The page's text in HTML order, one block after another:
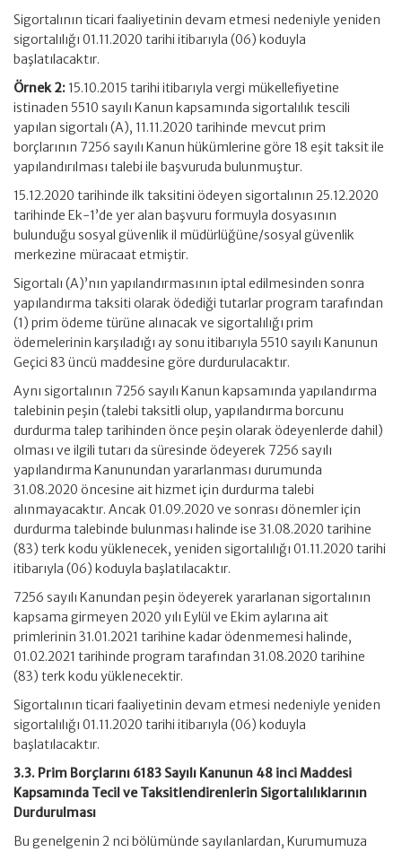
Sigortalının ticari faaliyetinin devam etmesi nedeniyle yeniden
sigortalılığı 01.11.2020 tarihi itibarıyla (06) koduyla
başlatılacaktır.
Örnek 2: 15.10.2015 tarihi itibarıyla vergi mükellefiyetine
istinaden 5510 sayılı Kanun kapsamında sigortalılık tescili
yapılan sigortalı (A), 11.11.2020 tarihinde mevcut prim
borçlarının 7256 sayılı Kanun hükümlerine göre 18 eşit taksit ile
yapılandırılması talebi ile başvuruda bulunmuştur.
15.12.2020 tarihinde ilk taksitini ödeyen sigortalının 25.12.2020
tarihinde Ek-1’de yer alan başvuru formuyla dosyasının
bulunduğu sosyal güvenlik il müdürlüğüne/sosyal güvenlik
merkezine müracaat etmiştir.
Sigortalı (A)’nın yapılandırmasının iptal edilmesinden sonra
yapılandırma taksiti olarak ödediği tutarlar program tarafından
(1) prim ödeme türüne alınacak ve sigortalılığı prim
ödemelerinin karşıladığı ay sonu itibarıyla 5510 sayılı Kanunun
Geçici 83 üncü maddesine göre durdurulacaktır.
Aynı sigortalının 7256 sayılı Kanun kapsamında yapılandırma
talebinin peşin (talebi taksitli olup, yapılandırma borcunu
durdurma talep tarihinden önce peşin olarak ödeyenlerde dahil)
olması ve ilgili tutarı da süresinde ödeyerek 7256 sayılı
yapılandırma Kanunundan yararlanması durumunda
31.08.2020 öncesine ait hizmet için durdurma talebi
alınmayacaktır. Ancak 01.09.2020 ve sonrası dönemler için
durdurma talebinde bulunması halinde ise 31.08.2020 tarihine
(83) terk kodu yüklenecek, yeniden sigortalılığı 01.11.2020 tarihi
itibarıyla (06) koduyla başlatılacaktır.
7256 sayılı Kanundan peşin ödeyerek yararlanan sigortalının
kapsama girmeyen 2020 yılı Eylül ve Ekim aylarına ait
primlerinin 31.01.2021 tarihine kadar ödenmemesi halinde,
01.02.2021 tarihinde program tarafından 31.08.2020 tarihine
(83) terk kodu yüklenecektir.
Sigortalının ticari faaliyetinin devam etmesi nedeniyle yeniden
sigortalılığı 01.11.2020 tarihi itibarıyla (06) koduyla
başlatılacaktır.
3.3. Prim Borçlarını 6183 Sayılı Kanunun 48 inci Maddesi
Kapsamında Tecil ve Taksitlendirenlerin Sigortalılıklarının
Durdurulması
Bu genelgenin 2 nci bölümünde sayılanlardan, Kurumumuza